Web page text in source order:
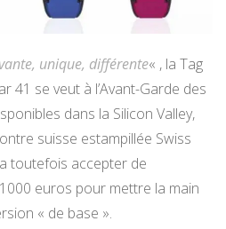
unique, différente« , la Tag
41 se veut à l’Avant-Garde des
dans la Silicon Valley,
suisse estampillée Swiss
toutefois accepter de
euros pour mettre la main
« de base ».